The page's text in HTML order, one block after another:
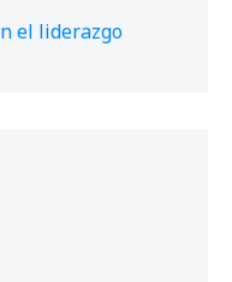
el liderazgo